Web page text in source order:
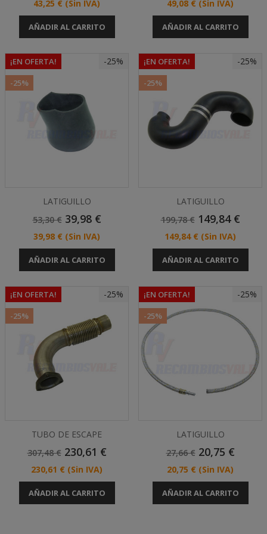
Precio
43,25 € (Sin IVA)
AÑADIR AL CARRITO
Precio
49,08 € (Sin IVA)
AÑADIR AL CARRITO
-25%
¡EN OFERTA!
-25%
LATIGUILLO
Precio
53,30 € Precio
39,98 €
Precio
39,98 € (Sin IVA)
AÑADIR AL CARRITO
-25%
¡EN OFERTA!
-25%
LATIGUILLO
Precio
199,78 € Precio
149,84 €
Precio
149,84 € (Sin IVA)
AÑADIR AL CARRITO
-25%
¡EN OFERTA!
-25%
TUBO DE ESCAPE
Precio
307,48 € Precio
230,61 €
Precio
230,61 € (Sin IVA)
AÑADIR AL CARRITO
-25%
¡EN OFERTA!
-25%
LATIGUILLO
Precio
27,66 € Precio
20,75 €
Precio
20,75 € (Sin IVA)
AÑADIR AL CARRITO